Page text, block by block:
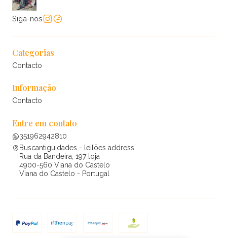
Siga-nos
Categorias
Contacto
Informação
Contacto
Entre em contato
351962942810
Buscantiguidades - leilões address
Rua da Bandeira, 197 loja
4900-560 Viana do Castelo
Viana do Castelo - Portugal